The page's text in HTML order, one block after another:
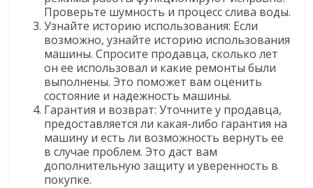
Проверьте шумность и процесс слива воды.
Узнайте историю использования: Если
возможно, узнайте историю использования
машины. Спросите продавца, сколько лет
он ее использовал и какие ремонты были
выполнены. Это поможет вам оценить
состояние и надежность машины.
Гарантия и возврат: Уточните у продавца,
предоставляется ли какая-либо гарантия на
машину и есть ли возможность вернуть ее
в случае проблем. Это даст вам
дополнительную защиту и уверенность в
покупке.